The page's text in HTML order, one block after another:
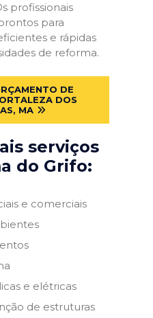
profissionais
para
e rápidas
de reforma.
DE
DOS
MA
serviços
do Grifo:
e comerciais
e elétricas
de estruturas